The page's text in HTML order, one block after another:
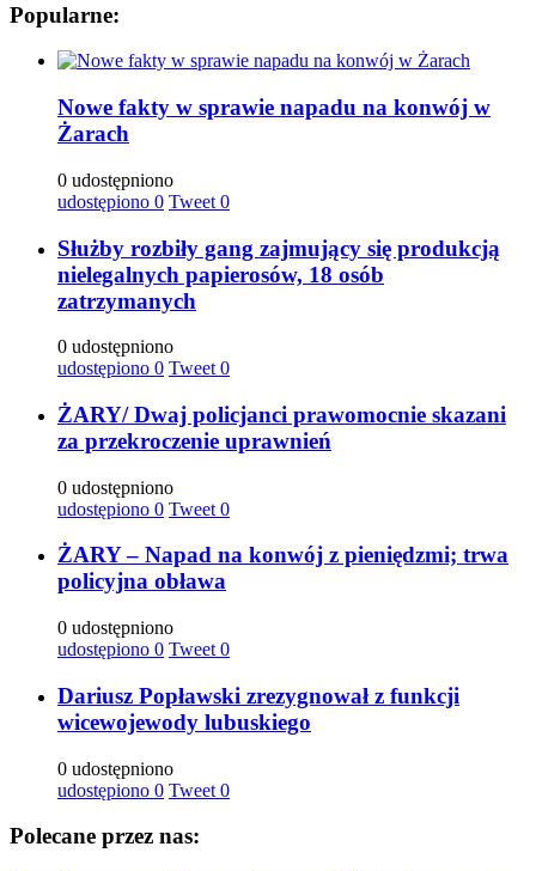
Popularne:
Nowe fakty w sprawie napadu na konwój w
Żarach
0 udostępniono
udostępiono 0 Tweet 0
Służby rozbiły gang zajmujący się produkcją
nielegalnych papierosów, 18 osób
zatrzymanych
0 udostępniono
udostępiono 0 Tweet 0
ŻARY/ Dwaj policjanci prawomocnie skazani
za przekroczenie uprawnień
0 udostępniono
udostępiono 0 Tweet 0
ŻARY – Napad na konwój z pieniędzmi; trwa
policyjna obława
0 udostępniono
udostępiono 0 Tweet 0
Dariusz Popławski zrezygnował z funkcji
wicewojewody lubuskiego
0 udostępniono
udostępiono 0 Tweet 0
Polecane przez nas: